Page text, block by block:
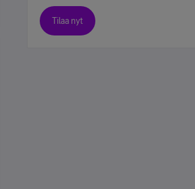
Tilaa nyt